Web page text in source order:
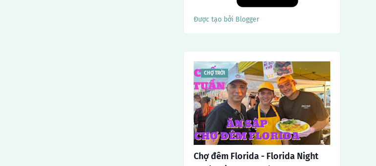
Được tạo bởi Blogger
CHỢ TRỜI
Chợ đêm Florida - Florida Night